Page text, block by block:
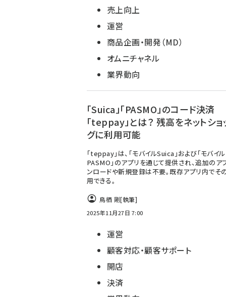
売上向上
運営
商品企画・開発（MD）
オムニチャネル
業界動向
「Suica」「PASMO」のコード決済
「teppay」とは？ 残高をネットショ
グに利用可能
「teppay」は、「モバイルSuica」および「モバイル
PASMO」のアプリを通じて提供され、追加のア
ンロードや新規登録は不要。既存アプリ内でそ
用できる。
鳥栖 剛[執筆]
2025年11月27日 7:00
運営
顧客対応・顧客サポート
開店
決済